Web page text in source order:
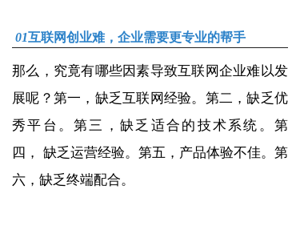
01互联网创业难，企业需要更专业的帮手
那么，究竟有哪些因素导致互联网企业难以发
展呢？第一，缺乏互联网经验。第二，缺乏优
秀平台。第三，缺乏适合的技术系统。第
四， 缺乏运营经验。第五，产品体验不佳。第
六，缺乏终端配合。